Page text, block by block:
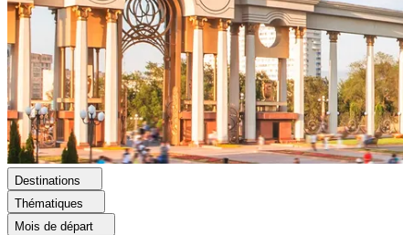
Destinations
Thématiques
Mois de départ